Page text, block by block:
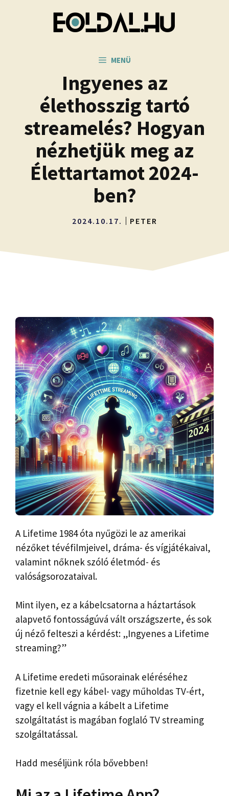
MENÜ
Ingyenes az
élethosszig tartó
streamelés? Hogyan
nézhetjük meg az
Élettartamot 2024-
ben?
2024.10.17. PETER
A Lifetime 1984 óta nyűgözi le az amerikai
nézőket tévéfilmjeivel, dráma- és vígjátékaival,
valamint nőknek szóló életmód- és
valóságsorozataival.
Mint ilyen, ez a kábelcsatorna a háztartások
alapvető fontosságúvá vált országszerte, és sok
új néző felteszi a kérdést: „Ingyenes a Lifetime
streaming?”
A Lifetime eredeti műsorainak eléréséhez
fizetnie kell egy kábel- vagy műholdas TV-ért,
vagy el kell vágnia a kábelt a Lifetime
szolgáltatást is magában foglaló TV streaming
szolgáltatással.
Hadd meséljünk róla bővebben!